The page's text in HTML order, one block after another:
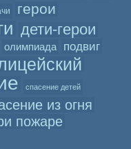
герои
дети-герои
олимпиада подвиг
спасение детей
из огня
пожаре